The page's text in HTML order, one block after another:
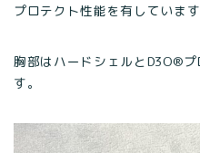
プロテクト性能を有しています
胸部はハードシェルとD3O®
す。